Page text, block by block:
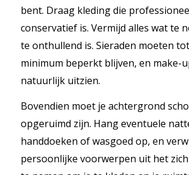
bent. Draag kleding die
conservatief is. Vermijd alles wat te
te onthullend is. Sieraden moeten
minimum beperkt blijven, en make-
natuurlijk uitzien.
Bovendien moet je achtergrond
opgeruimd zijn. Hang eventuele
handdoeken of wasgoed op, en
persoonlijke voorwerpen uit het